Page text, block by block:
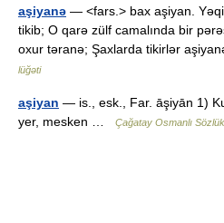
aşiyanə — <fars.> bax aşiyan.
tikib; O qarə zülf camalında bir
oxur təranə; Şaxlarda tikirlər
lüğəti
aşiyan — is., esk., Far. āşiyān 1)
yer, mesken …
Çağatay Osmanlı Sözlük